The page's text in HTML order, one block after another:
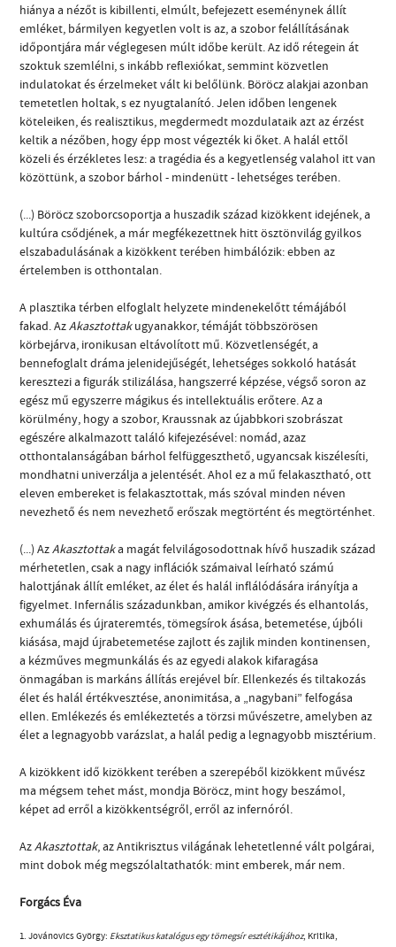
hiánya a nézőt is kibillenti, elmúlt, befejezett eseménynek állít
emléket, bármilyen kegyetlen volt is az, a szobor felállításának
időpontjára már véglegesen múlt időbe került. Az idő rétegein át
szoktuk szemlélni, s inkább reflexiókat, semmint közvetlen
indulatokat és érzelmeket vált ki belőlünk. Böröcz alakjai azonban
temetetlen holtak, s ez nyugtalanító. Jelen időben lengenek
köteleiken, és realisztikus, megdermedt mozdulataik azt az érzést
keltik a nézőben, hogy épp most végezték ki őket. A halál ettől
közeli és érzékletes lesz: a tragédia és a kegyetlenség valahol itt van
közöttünk, a szobor bárhol - mindenütt - lehetséges terében.
(...) Böröcz szoborcsoportja a huszadik század kizökkent idejének, a
kultúra csődjének, a már megfékezettnek hitt ösztönvilág gyilkos
elszabadulásának a kizökkent terében himbálózik: ebben az
értelemben is otthontalan.
A plasztika térben elfoglalt helyzete mindenekelőtt témájából
fakad. AzAkasztottakugyanakkor, témáját többszörösen
körbejárva, ironikusan eltávolított mű. Közvetlenségét, a
bennefoglalt dráma jelenidejűségét, lehetséges sokkoló hatását
keresztezi a figurák stilizálása, hangszerré képzése, végső soron az
egész mű egyszerre mágikus és intellektuális erőtere. Az a
körülmény, hogy a szobor, Kraussnak az újabbkori szobrászat
egészére alkalmazott találó kifejezésével: nomád, azaz
otthontalanságában bárhol felfüggeszthető, ugyancsak kiszélesíti,
mondhatni univerzálja a jelentését. Ahol ez a mű felakasztható, ott
eleven embereket is felakasztottak, más szóval minden néven
nevezhető és nem nevezhető erőszak megtörtént és megtörténhet.
(...) AzAkasztottaka magát felvilágosodottnak hívő huszadik század
mérhetetlen, csak a nagy inflációk számaival leírható számú
halottjának állít emléket, az élet és halál inflálódására irányítja a
figyelmet. Infernális századunkban, amikor kivégzés és elhantolás,
exhumálás és újrateremtés, tömegsírok ásása, betemetése, újbóli
kiásása, majd újrabetemetése zajlott és zajlik minden kontinensen,
a kézműves megmunkálás és az egyedi alakok kifaragása
önmagában is markáns állítás erejével bír. Ellenkezés és tiltakozás
élet és halál értékvesztése, anonimitása, a „nagybani” felfogása
ellen. Emlékezés és emlékeztetés a törzsi művészetre, amelyben az
élet a legnagyobb varázslat, a halál pedig a legnagyobb misztérium.
A kizökkent idő kizökkent terében a szerepéből kizökkent művész
ma mégsem tehet mást, mondja Böröcz, mint hogy beszámol,
képet ad erről a kizökkentségről, erről az infernóról.
AzAkasztottak, az Antikrisztus világának lehetetlenné vált polgárai,
mint dobok még megszólaltathatók: mint emberek, már nem.
Forgács Éva
1. Jovánovics György: Eksztatikus katalógus egy tömegsír esztétikájához, Kritika,